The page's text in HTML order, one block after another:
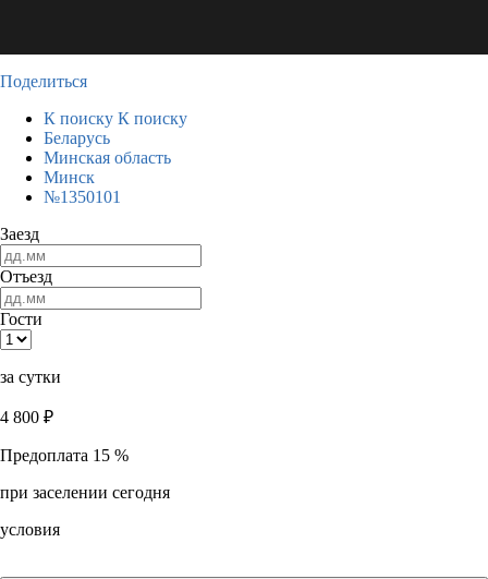
Поделиться
К поиску К поиску
Беларусь
Минская область
Минск
№1350101
Заезд
Отъезд
Гости
за сутки
4 800 ₽
Предоплата 15 %
при заселении сегодня
условия